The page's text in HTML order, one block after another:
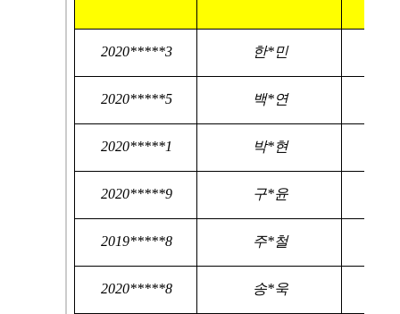
2020*****3 한*민
2020*****5 백*연
2020*****1 박*현
2020*****9 구*윤
2019*****8 주*철
2020*****8 송*욱